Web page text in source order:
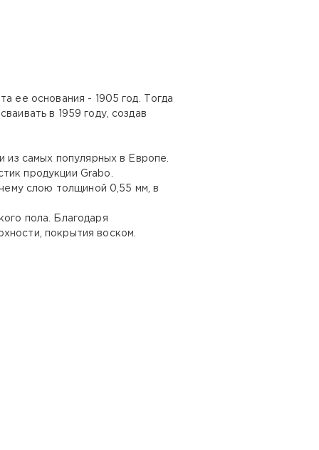
ее основания - 1905 год. Тогда
в 1959 году, создав
из самых популярных в Европе.
продукции Grabo.
слою толщиной 0,55 мм, в
пола. Благодаря
покрытия воском.